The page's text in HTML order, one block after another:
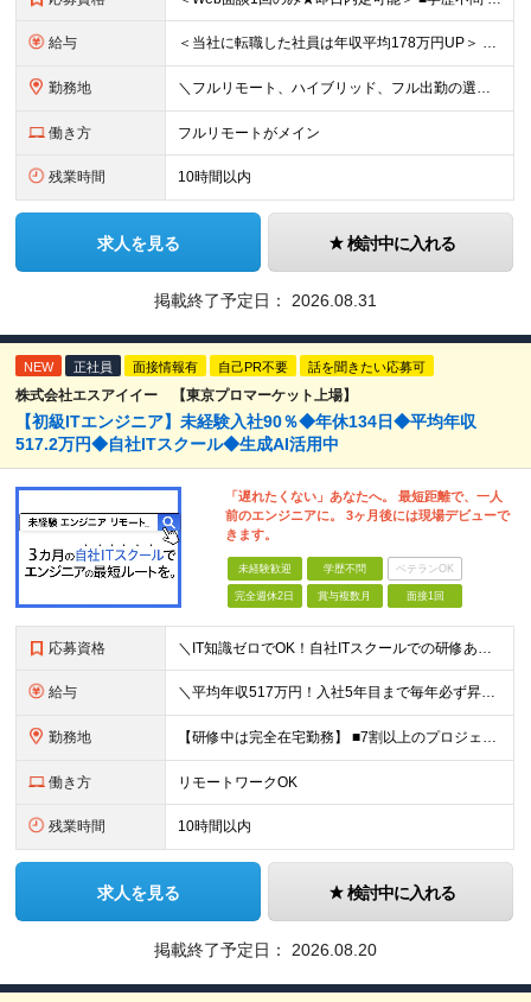
給与 ＜当社に転職した社員は年収平均178万円UP＞ 月給45万円～120万円＋賞与＋各手当 ※経験・能力などを考慮の上、決定します ※案件の契約内容（月単金など）や昇給、賞与額はすべてシステム上で開示し
勤務地 ＼フルリモート、ハイブリッド、フル出勤の選択可＆帰社日なし／ 【下記エリアを中心とするクライアント先または自宅にて勤務】 ■首都圏：東京・埼玉・千葉・神奈川 ■関西：大阪・兵庫・京都・滋賀・奈良・和
働き方 フルリモートがメイン
残業時間 10時間以内
求人を見る 検討中に入れる
掲載終了予定日： 2026.08.31
NEW 正社員 面接情報有 自己PR不要 話を聞きたい応募可
株式会社エスアイイー 【東京プロマーケット上場】
【初級ITエンジニア】未経験入社90％◆年休134日◆平均年収
517.2万円◆自社ITスクール◆生成AI活用中
「遅れたくない」あなたへ。 最短距離で、一人
前のエンジニアに。 3ヶ月後には現場デビューで
きます。
未経験歓迎 学歴不問 ベテランOK
完全週休2日 賞与複数月 面接1回
応募資格 ＼IT知識ゼロでOK！自社ITスクールでの研修あり／ ■完全未経験OK(文系出身70％) ■第二新卒歓迎 ■学歴不問 └社会人未経験の方も歓迎します！ 5名以上の採用を予定しているので、同期と入社も
給与 ＼平均年収517万円！入社5年目まで毎年必ず昇給／ ■賞与年3回 ■年収800万円以上も可 ■入社3年以上の平均年収469.2万円 月給23万2000円以上＋賞与年3回＋各種手当 ☆入社5年目まで最
勤務地 【研修中は完全在宅勤務】 ■7割以上のプロジェクトでリモートワークを導入 ■フルリモートもあり ■一都三県のプロジェクト先 ■転居を伴う転勤なし ＜プロジェクト先＞ 東京・神奈川・千葉・埼玉でのプロ
働き方 リモートワークOK
残業時間 10時間以内
求人を見る 検討中に入れる
掲載終了予定日： 2026.08.20